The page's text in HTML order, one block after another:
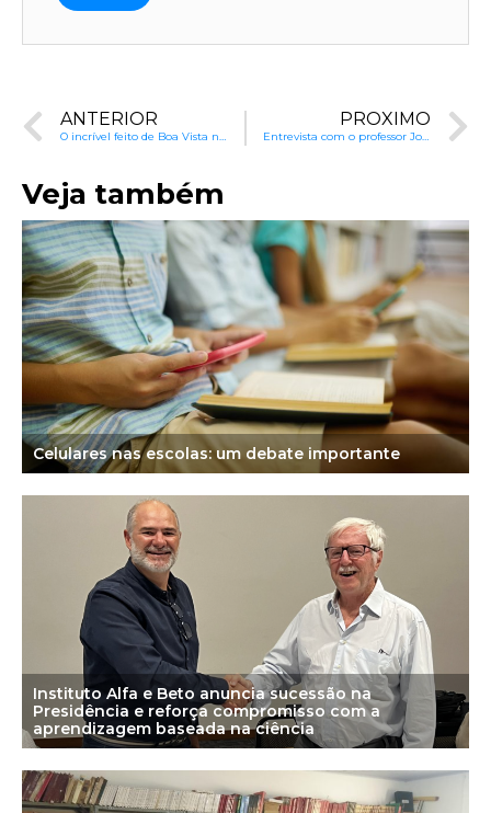
ANTERIOR PRÓXIMO
Veja também
Celulares nas escolas: um debate importante
Instituto Alfa e Beto anuncia sucessão na
Presidência e reforça compromisso com a
aprendizagem baseada na ciência